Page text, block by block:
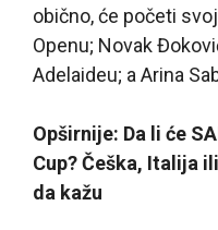
obično, će početi
Openu; Novak
Adelaideu; a Arina
Opširnije: Da li će
Cup? Češka, Italija
da kažu